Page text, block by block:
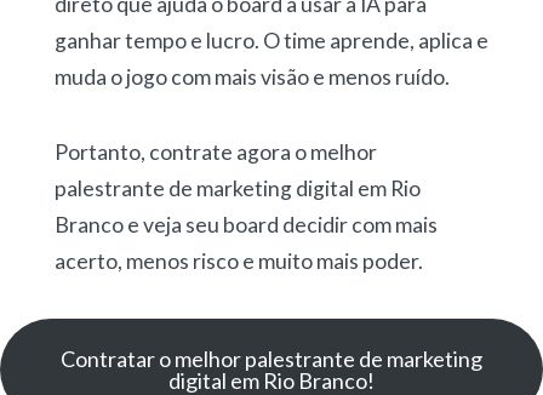
ganhar tempo e lucro. O time aprende, aplica e
muda o jogo com mais visão e menos ruído.
Portanto, contrate agora o melhor
palestrante de marketing digital em Rio
Branco e veja seu board decidir com mais
acerto, menos risco e muito mais poder.
Contratar o melhor palestrante de marketing
digital em Rio Branco!